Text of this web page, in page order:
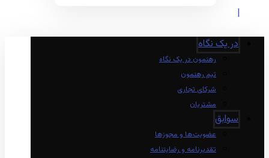
در یک نگاه
رهنمون در یک نگاه
تیم رهنمون
شرکای تجاری
مشتریان
سوابق
عضویت‌ها و مجوزها
تقدیرنامه و رضایتنامه